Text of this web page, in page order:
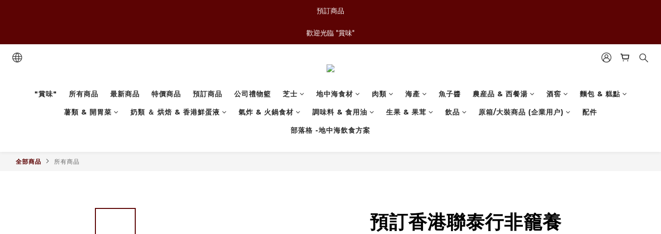
預訂商品
歡迎光臨 "賞味"
"賞味" 所有商品 最新商品 特價商品 預訂商品 公司禮物籃 芝士 地中海食材 肉類 海產 魚子醬 農産品 & 西餐湯 酒窖 麵包 & 糕點
薯類 & 開胃菜 奶類 ＆ 烘焙 & 香港鮮蛋液 氣炸 & 火鍋食材 調味料 & 食用油 生果 & 果茸 飲品 原箱/大裝商品 (企業用户) 配件
部落格 -地中海飲食方案
全部商品 所有商品
預訂香港聯泰行非籠養